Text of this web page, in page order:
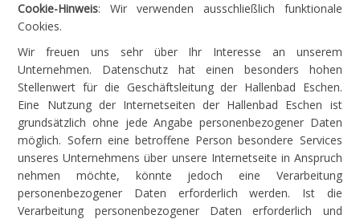
Cookie-Hinweis: Wir verwenden ausschließlich funktionale
Cookies.
Wir freuen uns sehr über Ihr Interesse an unserem
Unternehmen. Datenschutz hat einen besonders hohen
Stellenwert für die Geschäftsleitung der Hallenbad Eschen.
Eine Nutzung der Internetseiten der Hallenbad Eschen ist
grundsätzlich ohne jede Angabe personenbezogener Daten
möglich. Sofern eine betroffene Person besondere Services
unseres Unternehmens über unsere Internetseite in Anspruch
nehmen möchte, könnte jedoch eine Verarbeitung
personenbezogener Daten erforderlich werden. Ist die
Verarbeitung personenbezogener Daten erforderlich und